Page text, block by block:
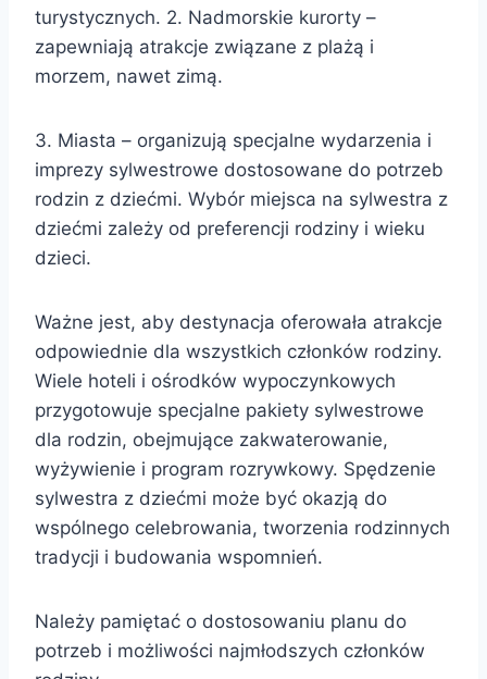
turystycznych. 2. Nadmorskie kurorty –
zapewniają atrakcje związane z plażą i
morzem, nawet zimą.
3. Miasta – organizują specjalne wydarzenia i
imprezy sylwestrowe dostosowane do potrzeb
rodzin z dziećmi. Wybór miejsca na sylwestra z
dziećmi zależy od preferencji rodziny i wieku
dzieci.
Ważne jest, aby destynacja oferowała atrakcje
odpowiednie dla wszystkich członków rodziny.
Wiele hoteli i ośrodków wypoczynkowych
przygotowuje specjalne pakiety sylwestrowe
dla rodzin, obejmujące zakwaterowanie,
wyżywienie i program rozrywkowy. Spędzenie
sylwestra z dziećmi może być okazją do
wspólnego celebrowania, tworzenia rodzinnych
tradycji i budowania wspomnień.
Należy pamiętać o dostosowaniu planu do
potrzeb i możliwości najmłodszych członków